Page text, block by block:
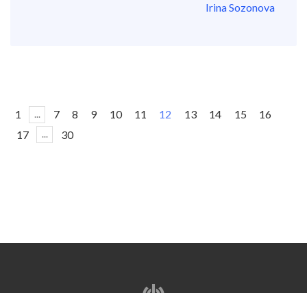
Irina Sozonova
1 ... 7 8 9 10 11 12 13 14 15
16
17
... 30